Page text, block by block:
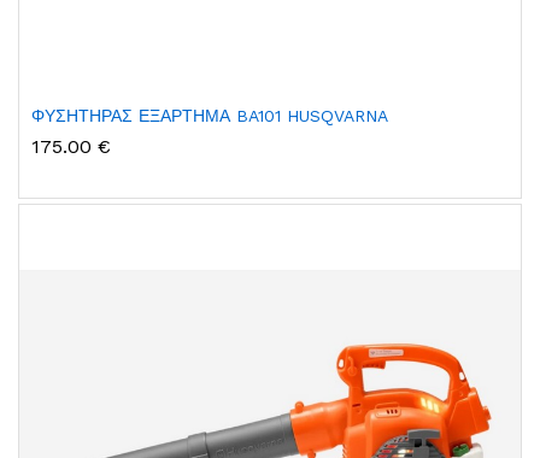
ΦΥΣΗΤΗΡΑΣ ΕΞΑΡΤΗΜΑ BA101 HUSQVARNA
175.00 €